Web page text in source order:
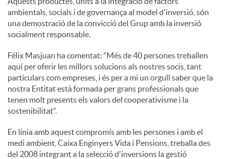
ambientals, socials i de governança al model d'inversió, són
una demostració de la convicció del Grup amb la inversió
socialment responsable.
Félix Masjuan ha comentat: “Més de 40 persones treballen
aquí per oferir les millors solucions als nostres socis, tant
particulars com empreses, i és per a mi un orgull saber que la
nostra Entitat està formada per grans professionals que
tenen molt presents els valors del cooperativisme i la
sostenibilitat“.
En línia amb aquest compromís amb les persones i amb el
medi ambient, Caixa Enginyers Vida i Pensions, treballa des
del 2008 integrant a la selecció d'inversions la gestió